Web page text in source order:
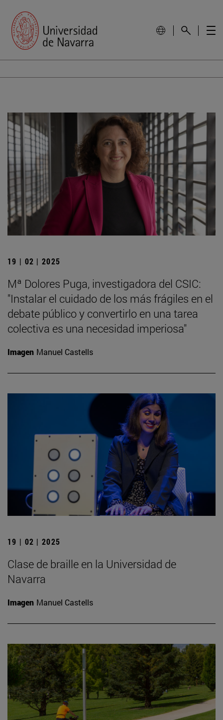
19 | 02 | 2025
Mª Dolores Puga, investigadora del CSIC:
"Instalar el cuidado de los más frágiles en el
debate público y convertirlo en una tarea
colectiva es una necesidad imperiosa"
Imagen Manuel Castells
19 | 02 | 2025
Clase de braille en la Universidad de
Navarra
Imagen Manuel Castells